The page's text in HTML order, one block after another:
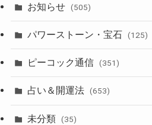
お知らせ (505)
パワーストーン・宝石 (125)
ピーコック通信 (351)
占い＆開運法 (653)
未分類 (35)